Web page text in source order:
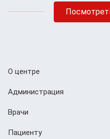
О центре
Администрация
Врачи
Пациенту